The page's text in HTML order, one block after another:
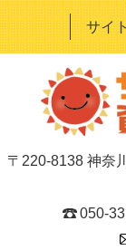
サイ
〒220-8138 神奈
050-